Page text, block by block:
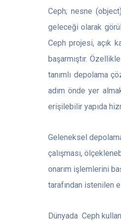
Ceph; nesne
geleceği olarak
Ceph projesi, açık
başarmıştır.
tanımlı depolama
adım önde yer
erişilebilir yapıda
Geleneksel
çalışması,
onarım işlemlerini
tarafından istenilen
Dünyada Ceph